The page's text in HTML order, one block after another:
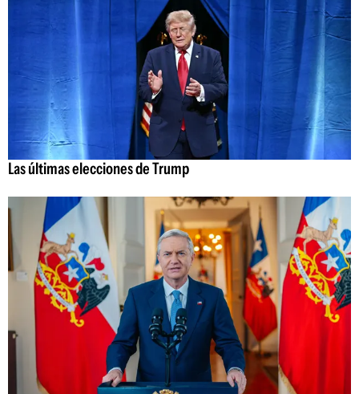
Las últimas elecciones de Trump